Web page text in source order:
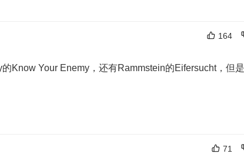
164
Know Your Enemy，还有Rammstein的Eifersucht，但
71